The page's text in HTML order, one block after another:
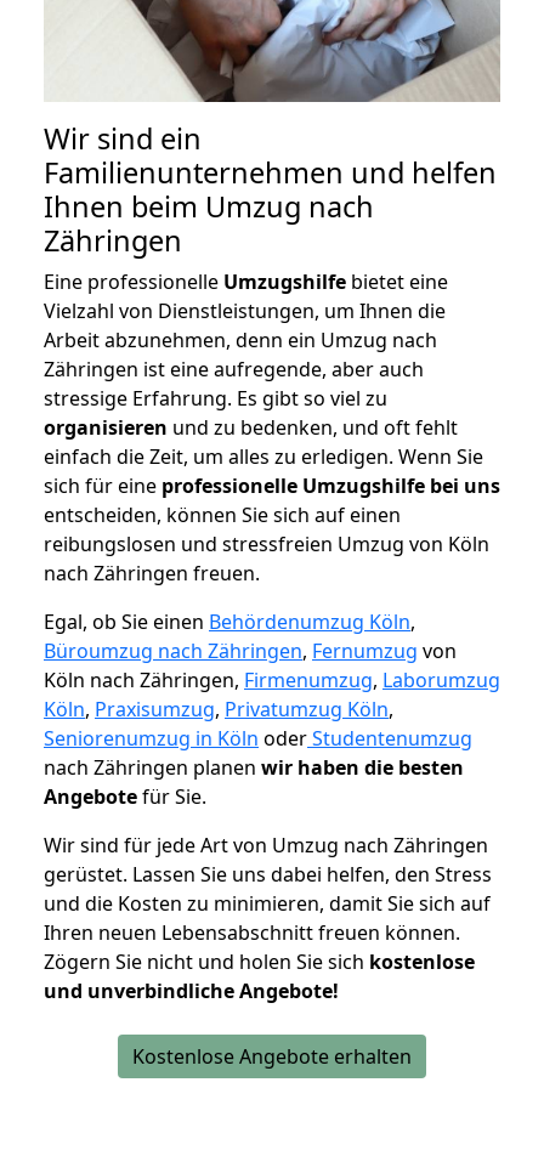
Wir sind ein
Familienunternehmen und helfen
Ihnen beim Umzug nach
Zähringen
Eine professionelle Umzugshilfe bietet eine
Vielzahl von Dienstleistungen, um Ihnen die
Arbeit abzunehmen, denn ein Umzug nach
Zähringen ist eine aufregende, aber auch
stressige Erfahrung. Es gibt so viel zu
organisieren und zu bedenken, und oft fehlt
einfach die Zeit, um alles zu erledigen. Wenn Sie
sich für eine professionelle Umzugshilfe bei uns
entscheiden, können Sie sich auf einen
reibungslosen und stressfreien Umzug von Köln
nach Zähringen freuen.
Egal, ob Sie einen Behördenumzug Köln,
Büroumzug nach Zähringen, Fernumzug von
Köln nach Zähringen, Firmenumzug, Laborumzug
Köln, Praxisumzug, Privatumzug Köln,
Seniorenumzug in Köln oderStudentenumzug
nach Zähringen planen wir haben die besten
Angebotefür Sie.
Wir sind für jede Art von Umzug nach Zähringen
gerüstet. Lassen Sie uns dabei helfen, den Stress
und die Kosten zu minimieren, damit Sie sich auf
Ihren neuen Lebensabschnitt freuen können.
Zögern Sie nicht und holen Sie sich kostenlose
und unverbindliche Angebote!
Kostenlose Angebote erhalten